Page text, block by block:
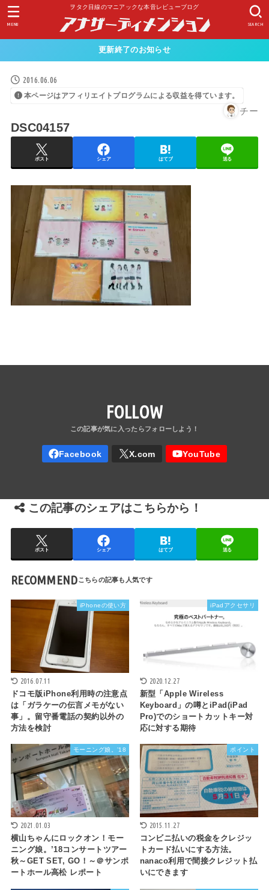
ヲタク目線のマニアックな本音レビューブログ
SEARCH
MENU
更新終了のお知らせ
2016.06.06
本ページはアフィリエイトプログラムによる収益を得ています。
チー
DSC04157
ポスト シェア はてブ 送る
FOLLOW
この記事のシェアはこちらから！
ポスト シェア はてブ 送る
RECOMMEND
iPhoneの使い方
2016.07.11
ドコモ版iPhone利用時の注意点
は「ガラケーの伝言メモがない
事」。留守番電話の契約以外の
方法を検討
iPadアクセサリ
2020.12.27
新型「Apple Wireless
Keyboard」の噂とiPad(iPad
Pro)でのショートカットキー対
応に対する期待
モーニング娘。’18
2021.01.03
横山ちゃんにロックオン！モー
ニング娘。’18コンサートツアー
秋～GET SET, GO！～＠サンポ
ートホール高松 レポート
ポイント
2015.11.27
コンビニ払いの税金をクレジッ
トカード払いにする方法。
nanaco利用で間接クレジット払
いにできます